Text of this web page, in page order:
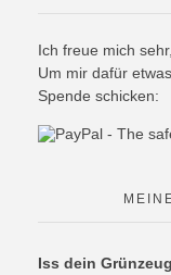
Ich freue mich
Um mir dafür
Spende schicken:
Iss dein